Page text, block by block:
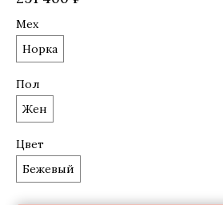
Мех
Норка
Пол
Жен
Цвет
Бежевый